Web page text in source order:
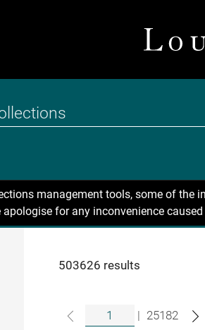
management tools, some of
for any inconvenience
503626 results
| 25182